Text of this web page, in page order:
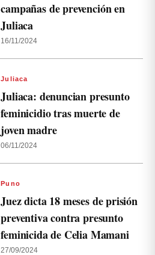
campañas de prevención en
Juliaca
16/11/2024
Juliaca
Juliaca: denuncian presunto
feminicidio tras muerte de
joven madre
06/11/2024
Puno
Juez dicta 18 meses de prisión
preventiva contra presunto
feminicida de Celia Mamani
27/09/2024